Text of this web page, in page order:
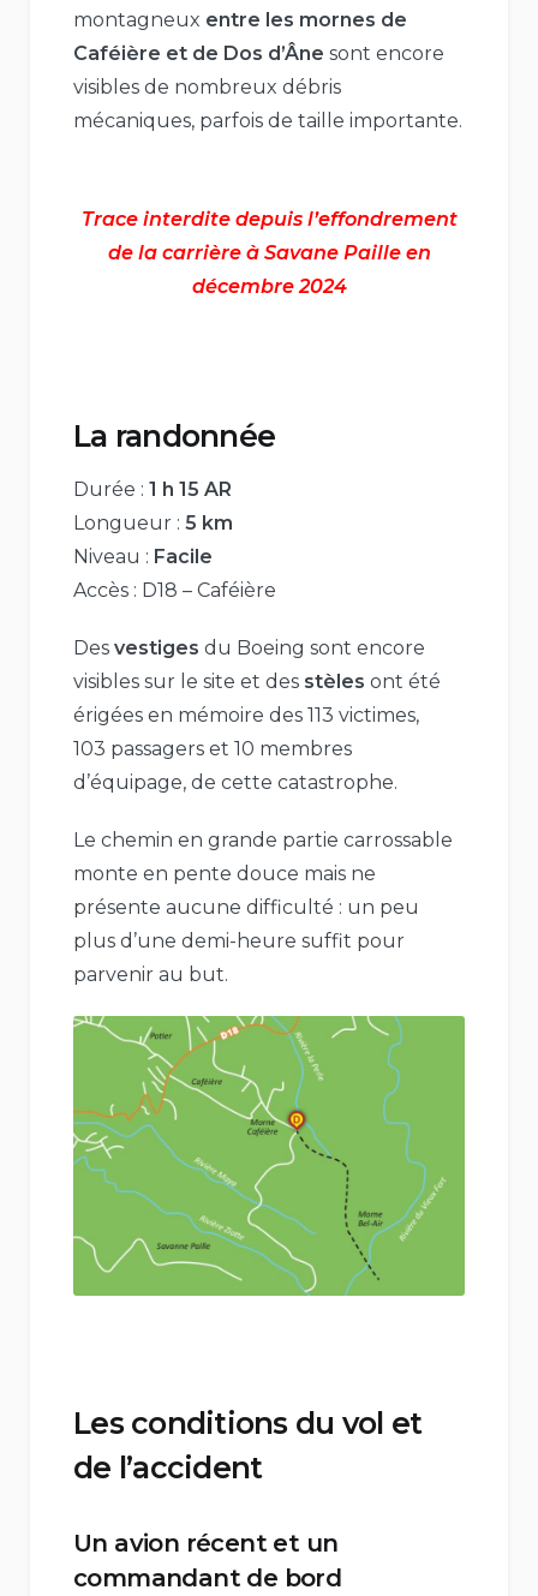
montagneux entre les mornes de
Caféière et de Dos d’Âne sont encore
visibles de nombreux débris
mécaniques, parfois de taille importante.
Trace interdite depuis l’effondrement
de la carrière à Savane Paille en
décembre 2024
La randonnée
Durée : 1 h 15 AR
Longueur : 5 km
Niveau : Facile
Accès : D18 – Caféière
Des vestiges du Boeing sont encore
visibles sur le site et des stèles ont été
érigées en mémoire des 113 victimes,
103 passagers et 10 membres
d’équipage, de cette catastrophe.
Le chemin en grande partie carrossable
monte en pente douce mais ne
présente aucune difficulté : un peu
plus d’une demi-heure suffit pour
parvenir au but.
Les conditions du vol et
de l’accident
Un avion récent et un
commandant de bord